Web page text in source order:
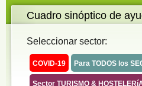
Cuadro sinóptico de
Seleccionar sector:
COVID-19 Para TODOS los
Sector TURISMO &